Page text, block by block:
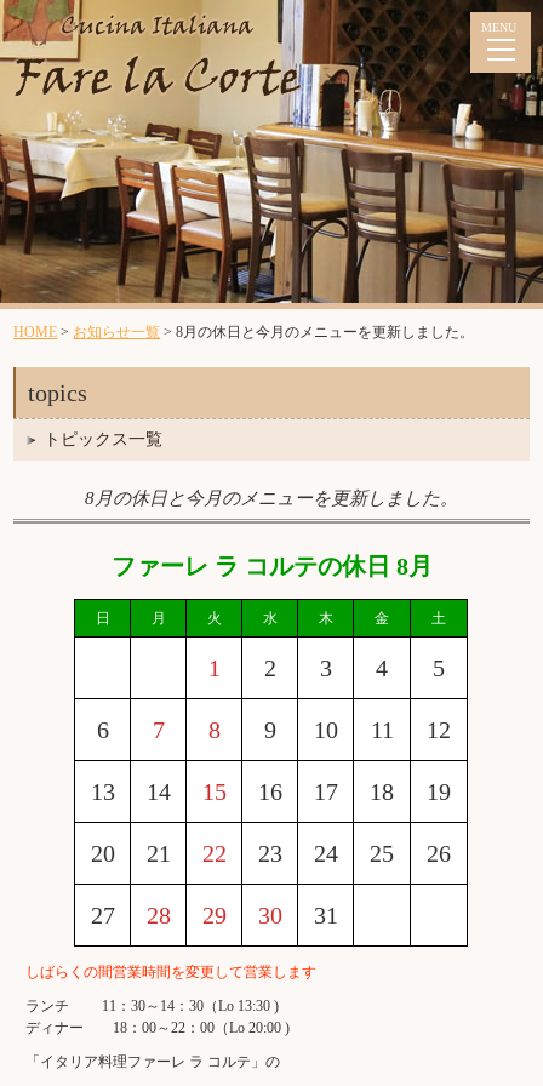
ランチメニュー
今月のメニュー
アラカルトメニュー
白ワイン
記念日
HOME > お知らせ一覧 >8月の休日と今月のメニューを更新しました。
topics
トピックス一覧
8月の休日と今月のメニューを更新しました。
ファーレ ラ コルテの休日 8月
日 月 火 水 木 金 土
1 2 3 4 5
6 7 8 9 10 11 12
13 14 15 16 17 18 19
20 21 22 23 24 25 26
27 28 29 30 31
しばらくの間営業時間を変更して営業します
ランチ 11：30～14：30（Lo 13:30 )
ディナー 18：00～22：00（Lo 20:00 )
「イタリア料理ファーレ ラ コルテ」の